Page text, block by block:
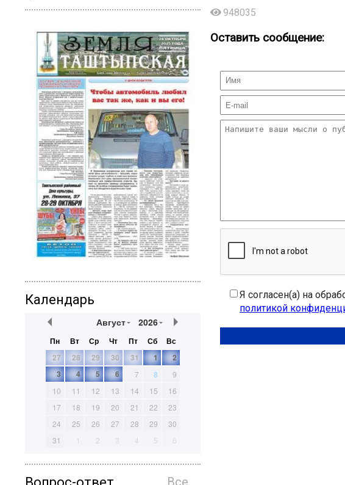
Календарь
Август 2026
Пн Вт Ср Чт Пт Сб
Вс
27
28 29 30 31 1
2
3
4 5 6 7 8
9
10
11 12 13 14 15
16
17
18 19 20 21 22
23
24
25 26 27 28 29
30
31
1 2 3 4 5 6
Все
948035
Оставить сообщение:
Я согласен(а) на
политикой